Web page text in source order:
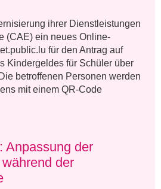
ihrer Dienstleistungen
(CAE) ein neues Online-
für den Antrag auf
Kindergeldes für Schüler über
betroffenen Personen werden
mit einem QR-Code
Anpassung der
der